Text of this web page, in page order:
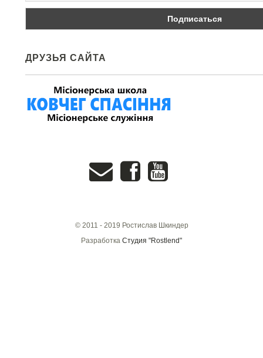
ДРУЗЬЯ САЙТА
© 2011 - 2019 Ростислав Шкиндер
Разработка Студия "Rostlend"